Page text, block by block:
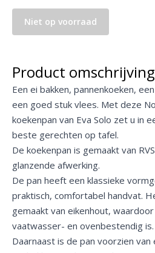
Niet op voorraad
Product omschrijving
Een ei bakken, pannenkoeken,
een goed stuk vlees. Met deze
koekenpan van Eva Solo zet u in
beste gerechten op tafel.
De koekenpan is gemaakt van
glanzende afwerking.
De pan heeft een klassieke
praktisch, comfortabel handvat.
gemaakt van eikenhout,
vaatwasser- en ovenbestendig is.
Daarnaast is de pan voorzien